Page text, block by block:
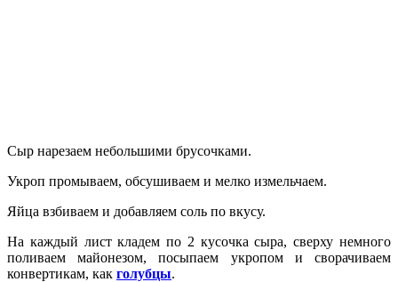
Сыр нарезаем небольшими брусочками.
Укроп промываем, обсушиваем и мелко измельчаем.
Яйца взбиваем и добавляем соль по вкусу.
На каждый лист кладем по 2 кусочка сыра, сверху немного
поливаем майонезом, посыпаем укропом и сворачиваем
конвертикам, как голубцы.